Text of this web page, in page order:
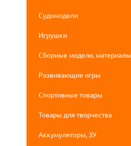
Судомодели
Игрушки
Сборные модели, материалы
Развивающие игры
Спортивные товары
Товары для творчества
Аккумуляторы, ЗУ